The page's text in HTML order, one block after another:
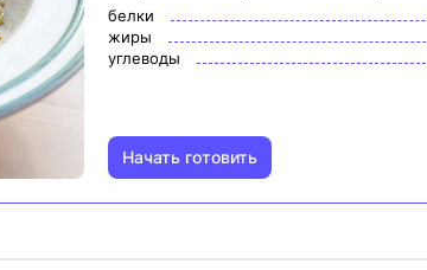
белки
жиры
углеводы
Начать готовить